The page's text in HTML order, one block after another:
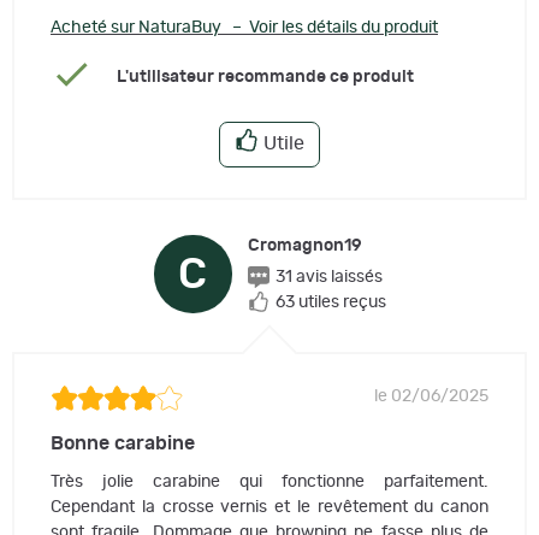
Acheté sur NaturaBuy – Voir les détails du produit
L'utilisateur recommande ce produit
Utile
C
Cromagnon19
31 avis laissés
63 utiles reçus
le 02/06/2025
Bonne carabine
Très jolie carabine qui fonctionne parfaitement.
Cependant la crosse vernis et le revêtement du canon